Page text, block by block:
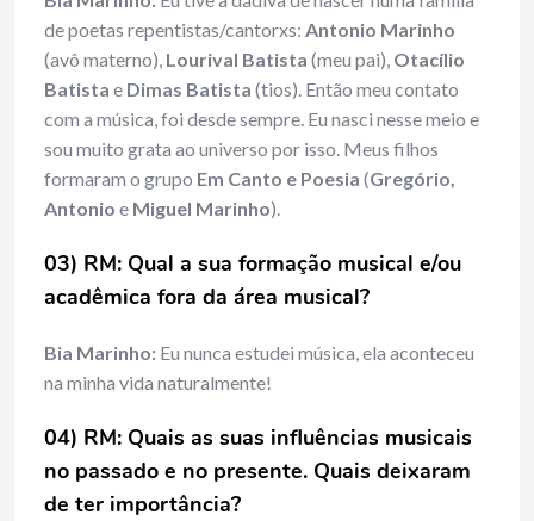
de poetas repentistas/cantorxs: Antonio Marinho
(avô materno), Lourival Batista (meu pai), Otacílio
Batista e Dimas Batista (tios). Então meu contato
com a música, foi desde sempre. Eu nasci nesse meio e
sou muito grata ao universo por isso. Meus filhos
formaram o grupo Em Canto e Poesia (Gregório,
Antonio e Miguel Marinho).
03) RM: Qual a sua formação musical e/ou
acadêmica fora da área musical?
Bia Marinho: Eu nunca estudei música, ela aconteceu
na minha vida naturalmente!
04) RM: Quais as suas influências musicais
no passado e no presente. Quais deixaram
de ter importância?